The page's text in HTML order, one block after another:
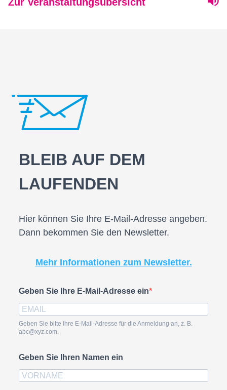
BLEIB AUF DEM
LAUFENDEN
Hier können Sie Ihre E-Mail-Adresse angeben.
Dann bekommen Sie den Newsletter.
Mehr Informationen zum Newsletter.
Geben Sie Ihre E-Mail-Adresse ein
Geben Sie bitte Ihre E-Mail-Adresse für die Anmeldung an, z. B.
abc@xyz.com.
Geben Sie Ihren Namen ein